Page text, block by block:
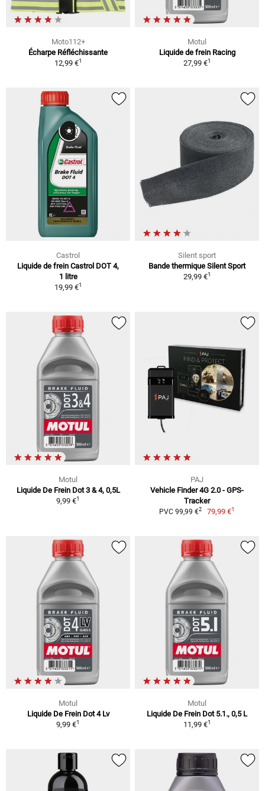
Moto112+
Écharpe Réfléchissante
12,99 €1
Motul
Liquide de frein Racing
27,99 €1
Castrol
Liquide de frein Castrol DOT 4,
1 litre
19,99 €1
Silent sport
Bande thermique Silent Sport
29,99 €1
Motul
Liquide De Frein Dot 3 & 4, 0,5L
9,99 €1
PAJ
Vehicle Finder 4G 2.0 - GPS-
Tracker
PVC 99,99 €2 79,99 €1
Motul
Liquide De Frein Dot 4 Lv
9,99 €1
Motul
Liquide De Frein Dot 5.1., 0,5 L
11,99 €1